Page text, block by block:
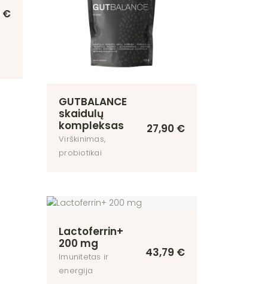
€
GUTBALANCE
skaidulų
kompleksas
Virškinimas,
probiotikai
27,90 €
Lactoferrin+
200 mg
Imunitetas ir
energija
43,79 €